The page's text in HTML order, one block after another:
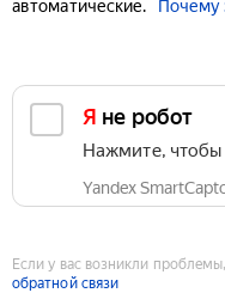
автоматические.
Почему
Я не робот
Нажмите,
Yandex
Если у вас возникли
обратной связи